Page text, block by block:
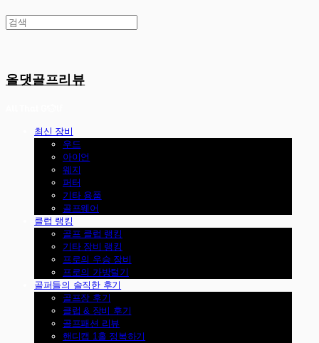
올댓골프리뷰
최신 장비
우드
아이언
웨지
퍼터
기타 용품
골프웨어
클럽 랭킹
골프 클럽 랭킹
기타 장비 랭킹
프로의 우승 장비
프로의 가방털기
골퍼들의 솔직한 후기
골프장 후기
클럽 & 장비 후기
골프패션 리뷰
핸디캡 1홀 정복하기